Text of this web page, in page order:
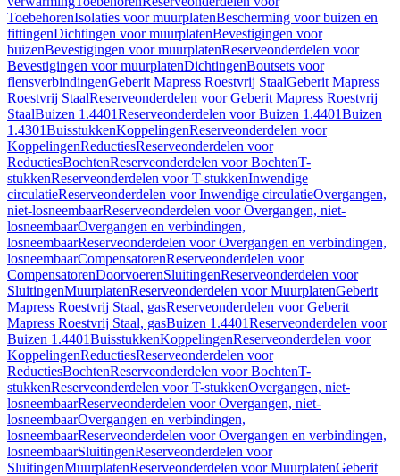
ToebehorenIsolaties voor muurplatenBescherming voor buizen en
fittingenDichtingen voor muurplatenBevestigingen voor
buizenBevestigingen voor muurplatenReserveonderdelen voor
Bevestigingen voor muurplatenDichtingenBoutsets voor
flensverbindingenGeberit Mapress Roestvrij StaalGeberit Mapress
Roestvrij StaalReserveonderdelen voor Geberit Mapress Roestvrij
StaalBuizen 1.4401Reserveonderdelen voor Buizen 1.4401Buizen
1.4301BuisstukkenKoppelingenReserveonderdelen voor
KoppelingenReductiesReserveonderdelen voor
ReductiesBochtenReserveonderdelen voor BochtenT-
stukkenReserveonderdelen voor T-stukkenInwendige
circulatieReserveonderdelen voor Inwendige circulatieOvergangen,
niet-losneembaarReserveonderdelen voor Overgangen, niet-
losneembaarOvergangen en verbindingen,
losneembaarReserveonderdelen voor Overgangen en verbindingen,
losneembaarCompensatorenReserveonderdelen voor
CompensatorenDoorvoerenSluitingenReserveonderdelen voor
SluitingenMuurplatenReserveonderdelen voor MuurplatenGeberit
Mapress Roestvrij Staal, gasReserveonderdelen voor Geberit
Mapress Roestvrij Staal, gasBuizen 1.4401Reserveonderdelen voor
Buizen 1.4401BuisstukkenKoppelingenReserveonderdelen voor
KoppelingenReductiesReserveonderdelen voor
ReductiesBochtenReserveonderdelen voor BochtenT-
stukkenReserveonderdelen voor T-stukkenOvergangen, niet-
losneembaarReserveonderdelen voor Overgangen, niet-
losneembaarOvergangen en verbindingen,
losneembaarReserveonderdelen voor Overgangen en verbindingen,
losneembaarSluitingenReserveonderdelen voor
SluitingenMuurplatenReserveonderdelen voor MuurplatenGeberit